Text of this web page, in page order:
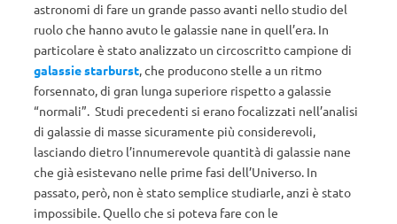
astronomi di fare un grande passo avanti nello studio del
ruolo che hanno avuto le galassie nane in quell’era. In
particolare è stato analizzato un circoscritto campione di
galassie starburst, che producono stelle a un ritmo
forsennato, di gran lunga superiore rispetto a galassie
“normali”. Studi precedenti si erano focalizzati nell’analisi
di galassie di masse sicuramente più considerevoli,
lasciando dietro l’innumerevole quantità di galassie nane
che già esistevano nelle prime fasi dell’Universo. In
passato, però, non è stato semplice studiarle, anzi è stato
impossibile. Quello che si poteva fare con le